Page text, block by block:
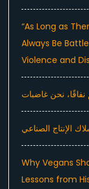
“As Long as
Always Be
Violence and
نحن غاضبات
الإنتاج الصناعي
Why Vegans
Lessons from